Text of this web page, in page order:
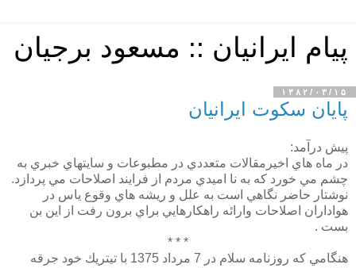
پیام ایرانیان :: مسعود برجیان
۱۳۸۲/۰۳/۱۵
پایان سکوت ایرانیان
پيش درآمد:
در ماه هاي اخيرمقالات متعددي در مطبوعات و سايتهاي خبري به
چشم مي خورد كه به نا اميدي مردم از فرايند اصلاحات مي پردازد.
نوشتار حاضر نگاهي است به علل و ريشه هاي وقوع ياس در
هواداران اصلاحات وارائه راهكارهايي براي برون رفت از اين بن
بست .
* * *
هنگامي كه روزنامه سلام در 7 مرداد 1375 با تيتريك خود جرقه